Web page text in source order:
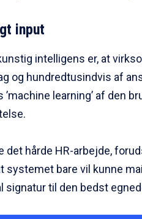
input
intelligens er, at
og hundredtusindvis af
learning’ af den
hårde HR-arbejde,
systemet bare vil kunne
til den bedst